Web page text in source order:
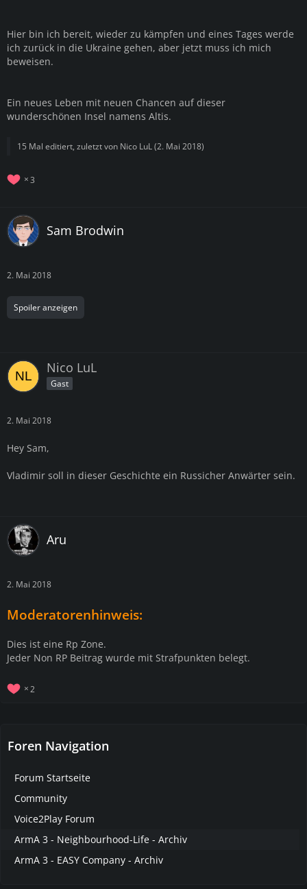
Hier bin ich bereit, wieder zu kämpfen und eines Tages werde
ich zurück in die Ukraine gehen, aber jetzt muss ich mich
beweisen.
Ein neues Leben mit neuen Chancen auf dieser
wunderschönen Insel namens Altis.
15 Mal editiert, zuletzt von Nico LuL (2. Mai 2018)
3
Sam Brodwin
2. Mai 2018
Spoiler anzeigen
Nico LuL
Gast
2. Mai 2018
Hey Sam,
Vladimir soll in dieser Geschichte ein Russicher Anwärter sein.
Aru
2. Mai 2018
Moderatorenhinweis:
Dies ist eine Rp Zone.
Jeder Non RP Beitrag wurde mit Strafpunkten belegt.
2
Foren Navigation
Forum Startseite
Community
Voice2Play Forum
ArmA 3 - Neighbourhood-Life - Archiv
ArmA 3 - EASY Company - Archiv